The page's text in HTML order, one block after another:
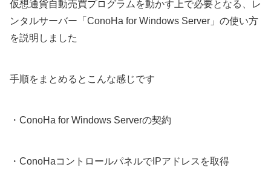
仮想通貨自動売買プログラムを動かす上で必要となる、レ
ンタルサーバー「ConoHa for Windows Server」の使い方
を説明しました
手順をまとめるとこんな感じです
・ConoHa for Windows Serverの契約
・ConoHaコントロールパネルでIPアドレスを取得